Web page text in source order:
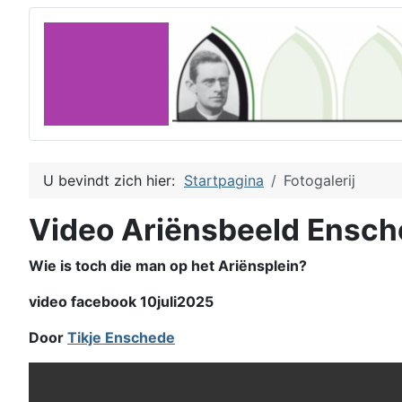
U bevindt zich hier: Startpagina Fotogalerij
Video Ariënsbeeld
Wie is toch die man op het Ariënsplein?
video facebook 10juli2025
Door Tikje Enschede